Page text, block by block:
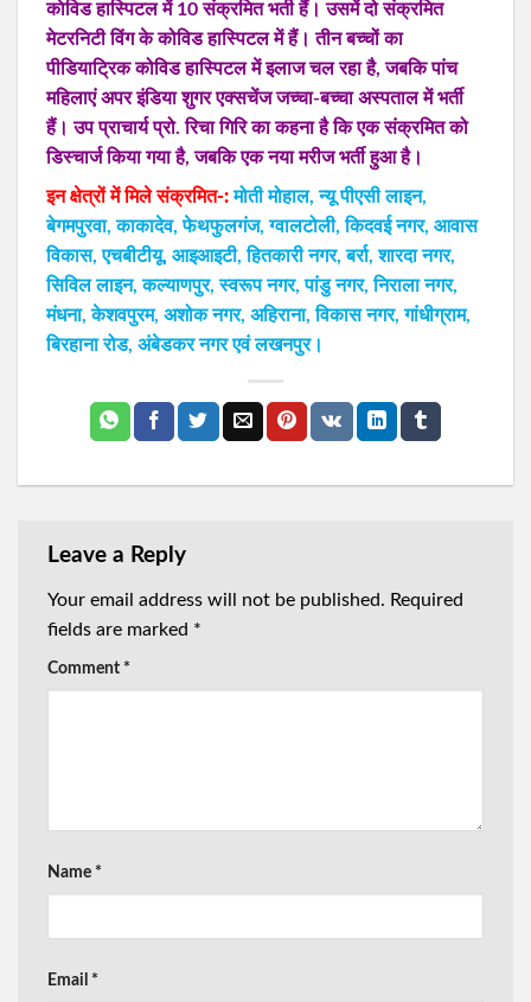
काेविड हास्पिटल में 10 संक्रमित भर्ती हैं। उसमें दो संक्रमित
मेटरनिटी विंग के कोविड हास्पिटल में हैं। तीन बच्चों का
पीडियाट्रिक कोविड हास्पिटल में इलाज चल रहा है, जबकि पांच
महिलाएं अपर इंडिया शुगर एक्सचेंज जच्चा-बच्चा अस्पताल में भर्ती
हैं। उप प्राचार्य प्रो. रिचा गिरि का कहना है कि एक संक्रमित को
डिस्चार्ज किया गया है, जबकि एक नया मरीज भर्ती हुआ है।
इन क्षेत्रों में मिले संक्रमित-: मोती मोहाल, न्यू पीएसी लाइन,
बेगमपुरवा, काकादेव, फेथफुलगंज, ग्वालटोली, किदवई नगर, आवास
विकास, एचबीटीयू, आइआइटी, हितकारी नगर, बर्रा, शारदा नगर,
सिविल लाइन, कल्याणपुर, स्वरूप नगर, पांडु नगर, निराला नगर,
मंधना, केशवपुरम, अशोक नगर, अहिराना, विकास नगर, गांधीग्राम,
बिरहाना रोड, अंबेडकर नगर एवं लखनपुर।
Leave a Reply
Your email address will not be published. Required
fields are marked *
Comment *
Name *
Email *